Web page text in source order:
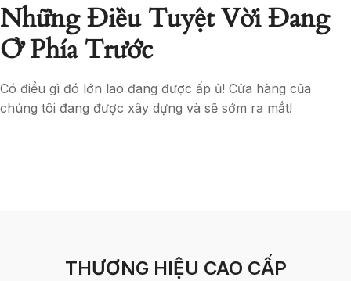
Những Điều Tuyệt Vời Đang
Ở Phía Trước
Có điều gì đó lớn lao đang được ấp ủ! Cửa hàng của
chúng tôi đang được xây dựng và sẽ sớm ra mắt!
THƯƠNG HIỆU CAO CẤP